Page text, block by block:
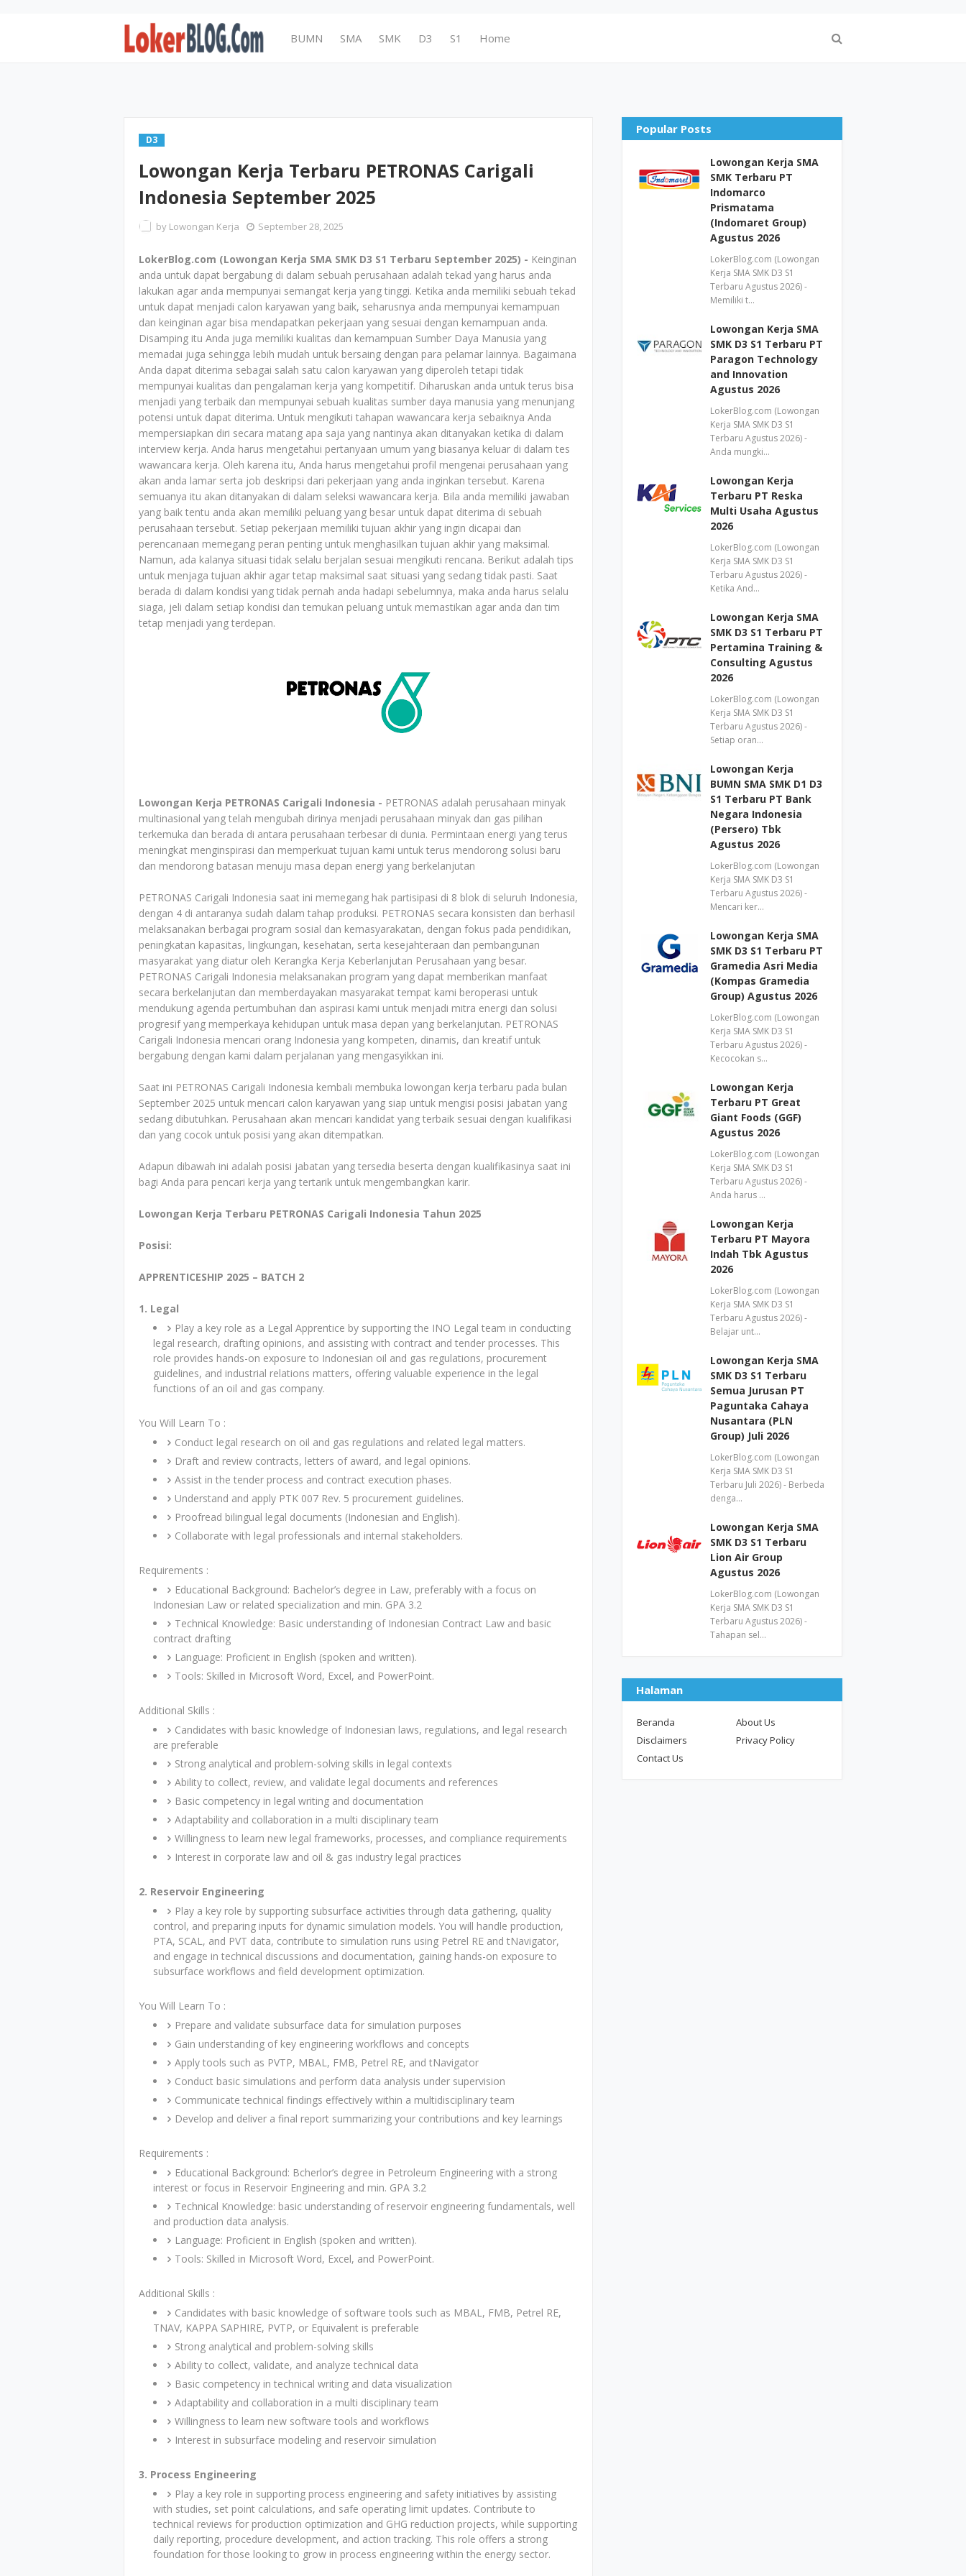
BUMN SMA SMK D3 S1 Home
D3
Lowongan Kerja Terbaru PETRONAS Carigali
Indonesia September 2025
by Lowongan Kerja September 28, 2025
LokerBlog.com (Lowongan Kerja SMA SMK D3 S1 Terbaru September 2025) - Keinginan
anda untuk dapat bergabung di dalam sebuah perusahaan adalah tekad yang harus anda
lakukan agar anda mempunyai semangat kerja yang tinggi. Ketika anda memiliki sebuah tekad
untuk dapat menjadi calon karyawan yang baik, seharusnya anda mempunyai kemampuan
dan keinginan agar bisa mendapatkan pekerjaan yang sesuai dengan kemampuan anda.
Disamping itu Anda juga memiliki kualitas dan kemampuan Sumber Daya Manusia yang
memadai juga sehingga lebih mudah untuk bersaing dengan para pelamar lainnya. Bagaimana
Anda dapat diterima sebagai salah satu calon karyawan yang diperoleh tetapi tidak
mempunyai kualitas dan pengalaman kerja yang kompetitif. Diharuskan anda untuk terus bisa
menjadi yang terbaik dan mempunyai sebuah kualitas sumber daya manusia yang menunjang
potensi untuk dapat diterima. Untuk mengikuti tahapan wawancara kerja sebaiknya Anda
mempersiapkan diri secara matang apa saja yang nantinya akan ditanyakan ketika di dalam
interview kerja. Anda harus mengetahui pertanyaan umum yang biasanya keluar di dalam tes
wawancara kerja. Oleh karena itu, Anda harus mengetahui profil mengenai perusahaan yang
akan anda lamar serta job deskripsi dari pekerjaan yang anda inginkan tersebut. Karena
semuanya itu akan ditanyakan di dalam seleksi wawancara kerja. Bila anda memiliki jawaban
yang baik tentu anda akan memiliki peluang yang besar untuk dapat diterima di sebuah
perusahaan tersebut. Setiap pekerjaan memiliki tujuan akhir yang ingin dicapai dan
perencanaan memegang peran penting untuk menghasilkan tujuan akhir yang maksimal.
Namun, ada kalanya situasi tidak selalu berjalan sesuai mengikuti rencana. Berikut adalah tips
untuk menjaga tujuan akhir agar tetap maksimal saat situasi yang sedang tidak pasti. Saat
berada di dalam kondisi yang tidak pernah anda hadapi sebelumnya, maka anda harus selalu
siaga, jeli dalam setiap kondisi dan temukan peluang untuk memastikan agar anda dan tim
tetap menjadi yang terdepan.
Lowongan Kerja PETRONAS Carigali Indonesia - PETRONAS adalah perusahaan minyak
multinasional yang telah mengubah dirinya menjadi perusahaan minyak dan gas pilihan
terkemuka dan berada di antara perusahaan terbesar di dunia. Permintaan energi yang terus
meningkat menginspirasi dan memperkuat tujuan kami untuk terus mendorong solusi baru
dan mendorong batasan menuju masa depan energi yang berkelanjutan
PETRONAS Carigali Indonesia saat ini memegang hak partisipasi di 8 blok di seluruh Indonesia,
dengan 4 di antaranya sudah dalam tahap produksi. PETRONAS secara konsisten dan berhasil
melaksanakan berbagai program sosial dan kemasyarakatan, dengan fokus pada pendidikan,
peningkatan kapasitas, lingkungan, kesehatan, serta kesejahteraan dan pembangunan
masyarakat yang diatur oleh Kerangka Kerja Keberlanjutan Perusahaan yang besar.
PETRONAS Carigali Indonesia melaksanakan program yang dapat memberikan manfaat
secara berkelanjutan dan memberdayakan masyarakat tempat kami beroperasi untuk
mendukung agenda pertumbuhan dan aspirasi kami untuk menjadi mitra energi dan solusi
progresif yang memperkaya kehidupan untuk masa depan yang berkelanjutan. PETRONAS
Carigali Indonesia mencari orang Indonesia yang kompeten, dinamis, dan kreatif untuk
bergabung dengan kami dalam perjalanan yang mengasyikkan ini.
Saat ini PETRONAS Carigali Indonesia kembali membuka lowongan kerja terbaru pada bulan
September 2025 untuk mencari calon karyawan yang siap untuk mengisi posisi jabatan yang
sedang dibutuhkan. Perusahaan akan mencari kandidat yang terbaik sesuai dengan kualifikasi
dan yang cocok untuk posisi yang akan ditempatkan.
Adapun dibawah ini adalah posisi jabatan yang tersedia beserta dengan kualifikasinya saat ini
bagi Anda para pencari kerja yang tertarik untuk mengembangkan karir.
Lowongan Kerja Terbaru PETRONAS Carigali Indonesia Tahun 2025
Posisi:
APPRENTICESHIP 2025 – BATCH 2
1. Legal
Play a key role as a Legal Apprentice by supporting the INO Legal team in conducting
legal research, drafting opinions, and assisting with contract and tender processes. This
role provides hands-on exposure to Indonesian oil and gas regulations, procurement
guidelines, and industrial relations matters, offering valuable experience in the legal
functions of an oil and gas company.
You Will Learn To :
Conduct legal research on oil and gas regulations and related legal matters.
Draft and review contracts, letters of award, and legal opinions.
Assist in the tender process and contract execution phases.
Understand and apply PTK 007 Rev. 5 procurement guidelines.
Proofread bilingual legal documents (Indonesian and English).
Collaborate with legal professionals and internal stakeholders.
Requirements :
Educational Background: Bachelor’s degree in Law, preferably with a focus on
Indonesian Law or related specialization and min. GPA 3.2
Technical Knowledge: Basic understanding of Indonesian Contract Law and basic
contract drafting
Language: Proficient in English (spoken and written).
Tools: Skilled in Microsoft Word, Excel, and PowerPoint.
Additional Skills :
Candidates with basic knowledge of Indonesian laws, regulations, and legal research
are preferable
Strong analytical and problem-solving skills in legal contexts
Ability to collect, review, and validate legal documents and references
Basic competency in legal writing and documentation
Adaptability and collaboration in a multi disciplinary team
Willingness to learn new legal frameworks, processes, and compliance requirements
Interest in corporate law and oil & gas industry legal practices
2. Reservoir Engineering
Play a key role by supporting subsurface activities through data gathering, quality
control, and preparing inputs for dynamic simulation models. You will handle production,
PTA, SCAL, and PVT data, contribute to simulation runs using Petrel RE and tNavigator,
and engage in technical discussions and documentation, gaining hands-on exposure to
subsurface workflows and field development optimization.
You Will Learn To :
Prepare and validate subsurface data for simulation purposes
Gain understanding of key engineering workflows and concepts
Apply tools such as PVTP, MBAL, FMB, Petrel RE, and tNavigator
Conduct basic simulations and perform data analysis under supervision
Communicate technical findings effectively within a multidisciplinary team
Develop and deliver a final report summarizing your contributions and key learnings
Requirements :
Educational Background: Bcherlor’s degree in Petroleum Engineering with a strong
interest or focus in Reservoir Engineering and min. GPA 3.2
Technical Knowledge: basic understanding of reservoir engineering fundamentals, well
and production data analysis.
Language: Proficient in English (spoken and written).
Tools: Skilled in Microsoft Word, Excel, and PowerPoint.
Additional Skills :
Candidates with basic knowledge of software tools such as MBAL, FMB, Petrel RE,
TNAV, KAPPA SAPHIRE, PVTP, or Equivalent is preferable
Strong analytical and problem-solving skills
Ability to collect, validate, and analyze technical data
Basic competency in technical writing and data visualization
Adaptability and collaboration in a multi disciplinary team
Willingness to learn new software tools and workflows
Interest in subsurface modeling and reservoir simulation
3. Process Engineering
Play a key role in supporting process engineering and safety initiatives by assisting
with studies, set point calculations, and safe operating limit updates. Contribute to
technical reviews for production optimization and GHG reduction projects, while supporting
daily reporting, procedure development, and action tracking. This role offers a strong
foundation for those looking to grow in process engineering within the energy sector.
Popular Posts
Lowongan Kerja SMA
SMK Terbaru PT
Indomarco
Prismatama
(Indomaret Group)
Agustus 2026
LokerBlog.com (Lowongan
Kerja SMA SMK D3 S1
Terbaru Agustus 2026) -
Memiliki t…
Lowongan Kerja SMA
SMK D3 S1 Terbaru PT
Paragon Technology
and Innovation
Agustus 2026
LokerBlog.com (Lowongan
Kerja SMA SMK D3 S1
Terbaru Agustus 2026) -
Anda mungki…
Lowongan Kerja
Terbaru PT Reska
Multi Usaha Agustus
2026
LokerBlog.com (Lowongan
Kerja SMA SMK D3 S1
Terbaru Agustus 2026) -
Ketika And…
Lowongan Kerja SMA
SMK D3 S1 Terbaru PT
Pertamina Training &
Consulting Agustus
2026
LokerBlog.com (Lowongan
Kerja SMA SMK D3 S1
Terbaru Agustus 2026) -
Setiap oran…
Lowongan Kerja
BUMN SMA SMK D1 D3
S1 Terbaru PT Bank
Negara Indonesia
(Persero) Tbk
Agustus 2026
LokerBlog.com (Lowongan
Kerja SMA SMK D3 S1
Terbaru Agustus 2026) -
Mencari ker…
Lowongan Kerja SMA
SMK D3 S1 Terbaru PT
Gramedia Asri Media
(Kompas Gramedia
Group) Agustus 2026
LokerBlog.com (Lowongan
Kerja SMA SMK D3 S1
Terbaru Agustus 2026) -
Kecocokan s…
Lowongan Kerja
Terbaru PT Great
Giant Foods (GGF)
Agustus 2026
LokerBlog.com (Lowongan
Kerja SMA SMK D3 S1
Terbaru Agustus 2026) -
Anda harus …
Lowongan Kerja
Terbaru PT Mayora
Indah Tbk Agustus
2026
LokerBlog.com (Lowongan
Kerja SMA SMK D3 S1
Terbaru Agustus 2026) -
Belajar unt…
Lowongan Kerja SMA
SMK D3 S1 Terbaru
Semua Jurusan PT
Paguntaka Cahaya
Nusantara (PLN
Group) Juli 2026
LokerBlog.com (Lowongan
Kerja SMA SMK D3 S1
Terbaru Juli 2026) - Berbeda
denga…
Lowongan Kerja SMA
SMK D3 S1 Terbaru
Lion Air Group
Agustus 2026
LokerBlog.com (Lowongan
Kerja SMA SMK D3 S1
Terbaru Agustus 2026) -
Tahapan sel…
Halaman
Beranda
About Us
Disclaimers
Privacy Policy
Contact Us